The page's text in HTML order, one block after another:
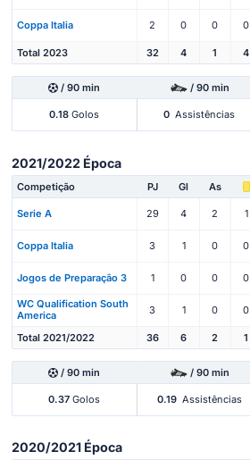
Coppa Italia 2 0 0 0
Total 2023 32 4 1 4
/ 90 min / 90 min
0.18 Golos 0 Assistências
2021/2022 Época
Competição PJ Gl As
Serie A 29 4 2 1
Coppa Italia 3 1 0 0
Jogos de Preparação 3 1 0 0 0
WC Qualification South
America
3 1 0 0
Total 2021/2022 36 6 2 1
/ 90 min / 90 min
0.37 Golos 0.19 Assistências
2020/2021 Época